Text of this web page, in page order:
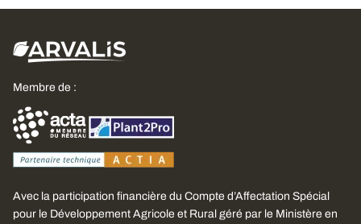
Membre de :
Avec la participation financière du Compte d’Affectation Spécial
pour le Développement Agricole et Rural géré par le Ministère en